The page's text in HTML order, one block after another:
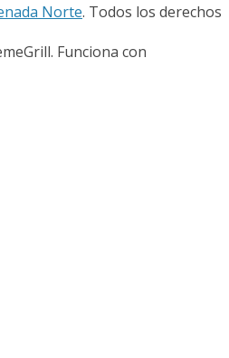
Norte. Todos los derechos
Funciona con